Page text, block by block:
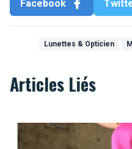
Facebook
Lunettes & Opticien
Articles Liés
W A ELLEFSEN : de la